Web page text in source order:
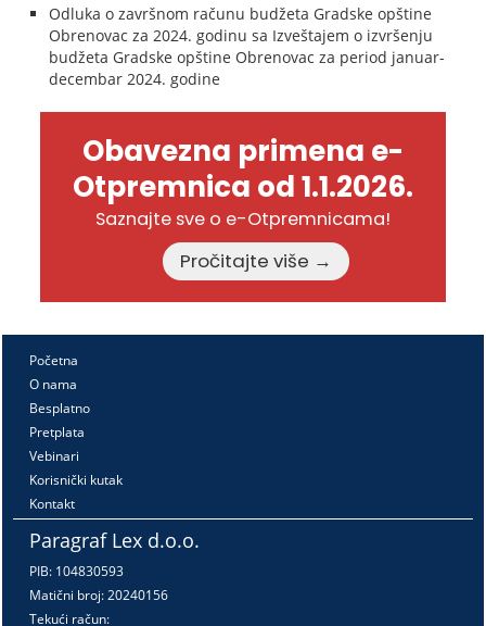
Odluka o završnom računu budžeta Gradske opštine
Obrenovac za 2024. godinu sa Izveštajem o izvršenju
budžeta Gradske opštine Obrenovac za period januar-
decembar 2024. godine
Obavezna primena e-
Otpremnica od 1.1.2026.
Saznajte sve o e-Otpremnicama!
Pročitajte više →
Početna
O nama
Besplatno
Pretplata
Vebinari
Korisnički kutak
Kontakt
Paragraf Lex d.o.o.
PIB: 104830593
Matični broj: 20240156
Tekući račun: